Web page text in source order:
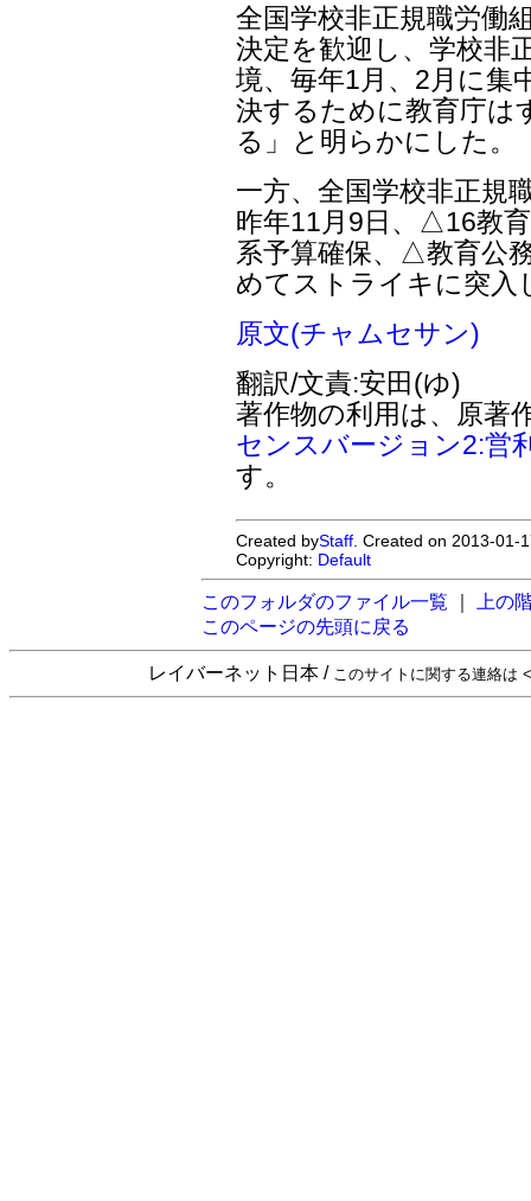
全国学校非正規職労働
決定を歓迎し、学校非
境、毎年1月、2月に集
決するために教育庁は
る」と明らかにした。
一方、全国学校非正規
昨年11月9日、△16教
系予算確保、△教育公
めてストライキに突入
原文(チャムセサン)
翻訳/文責:安田(ゆ)
著作物の利用は、原著
センスバージョン2:営
す。
Created byStaff . Created on 2013-
Copyright: Default
このフォルダのファイル一覧
上の
このページの先頭に戻る
レイバーネット日本 / このサイトに関する連絡は